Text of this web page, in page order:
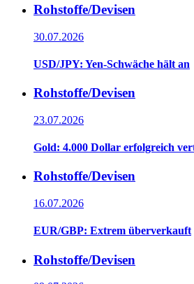
Rohstoffe/Devisen
30.07.2026
USD/JPY: Yen-Schwäche hält an
Rohstoffe/Devisen
23.07.2026
Gold: 4.000 Dollar erfolgreich
Rohstoffe/Devisen
16.07.2026
EUR/GBP: Extrem überverkauft
Rohstoffe/Devisen